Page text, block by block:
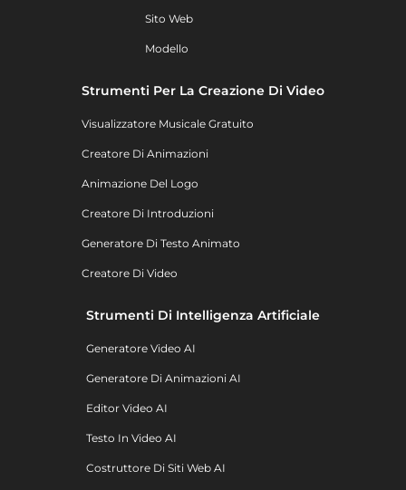
Sito Web
Modello
Strumenti Per La Creazione Di Video
Visualizzatore Musicale Gratuito
Creatore Di Animazioni
Animazione Del Logo
Creatore Di Introduzioni
Generatore Di Testo Animato
Creatore Di Video
Strumenti Di Intelligenza Artificiale
Generatore Video AI
Generatore Di Animazioni AI
Editor Video AI
Testo In Video AI
Costruttore Di Siti Web AI